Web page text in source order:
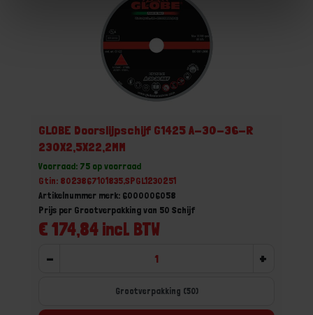
GLOBE Doorslijpschijf G1425 A-30-36-R
230X2,5X22,2MM
Voorraad: 75 op voorraad
Gtin: 8023867101835,SPGL1230251
Artikelnummer merk: 6000006058
€ 174,84 incl. BTW
Prijs per Grootverpakking van 50 Schijf
- +
Grootverpakking (50)